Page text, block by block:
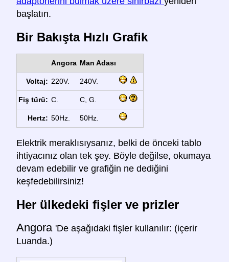
başlatın.
Bir Bakışta Hızlı Grafik
Angora Man Adası
Voltaj: 220V. 240V.
Fiş türü: C. C, G.
Hertz: 50Hz. 50Hz.
Elektrik meraklısıysanız, belki de önceki tablo
ihtiyacınız olan tek şey. Böyle değilse, okumaya
devam edebilir ve grafiğin ne dediğini
keşfedebilirsiniz!
Her ülkedeki fişler ve prizler
Angora 'De aşağıdaki fişler kullanılır: (içerir
Luanda.)